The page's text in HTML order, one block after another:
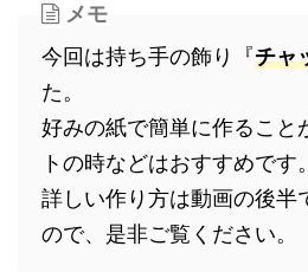
メモ
今回は持ち手の飾り『チャ
た。
好みの紙で簡単に作ること
トの時などはおすすめです。
詳しい作り方は動画の後半
ので、是非ご覧ください。